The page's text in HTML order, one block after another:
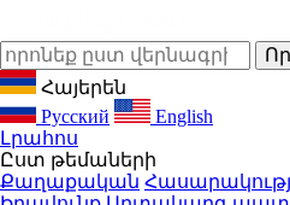
Հայերեն
Русский
English
Լրահոս
Ըստ թեմաների
Քաղաքական